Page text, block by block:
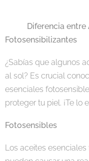
Diferencia
Fotosensibilizantes
¿Sabías que algunos
al sol? Es crucial
esenciales
proteger tu piel. ¡Te lo
Fotosensibles 🌞
Los aceites